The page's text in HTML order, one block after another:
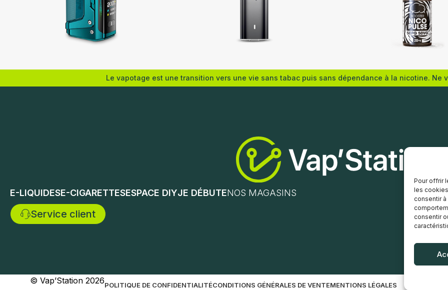
Pour offrir
les
consentir
consentir
Le vapotage est une transition vers une vie sans tabac puis sans dépendance à la nicotine. Ne
E-LIQUIDESE-CIGARETTESESPACE DIYJE DÉBUTENOS MAGASINS
Service client
© Vap’Station 2026POLITIQUE DE CONFIDENTIALITÉCONDITIONS GÉNÉRALES DE VENTEMENTIONS LÉGALES